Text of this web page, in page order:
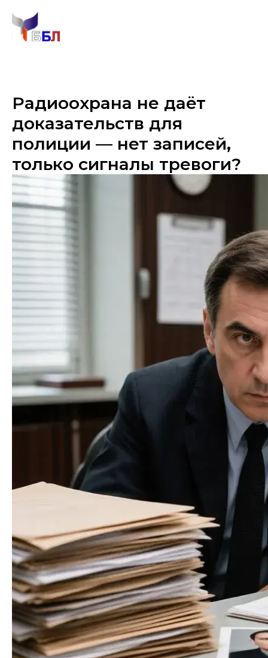
Радиоохрана не даёт
доказательств для
полиции — нет записей,
только сигналы тревоги?